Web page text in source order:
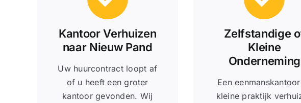
Kantoor Verhuizen
naar Nieuw Pand
Uw huurcontract loopt af
of u heeft een groter
kantoor gevonden. Wij
Zelfstandige
Kleine
Onderneming
Een
kleine praktijk